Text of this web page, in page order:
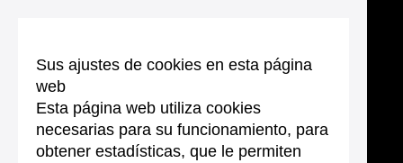
Sus ajustes de cookies en esta página
web
Esta página web utiliza cookies
necesarias para su funcionamiento, para
obtener estadísticas, que le permiten